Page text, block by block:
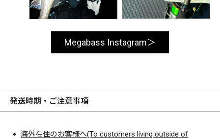
Megabass Instagram
発送時期・ご注意事項
海外在住のお客様へ(To customers living outside of